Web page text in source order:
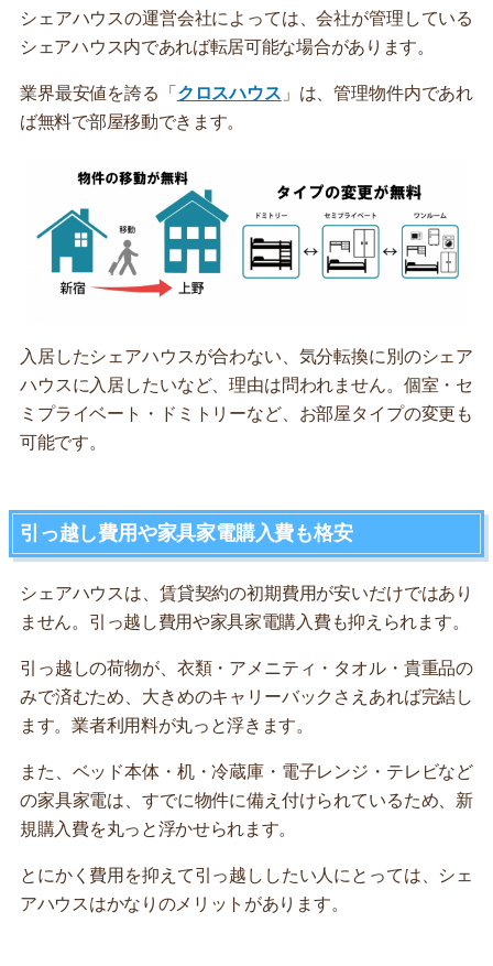
シェアハウスの運営会社によっては、会社が管理している
シェアハウス内であれば転居可能な場合があります。
業界最安値を誇る「 クロスハウス 」は、管理物件内であれ
ば無料で部屋移動できます。
入居したシェアハウスが合わない、気分転換に別のシェア
ハウスに入居したいなど、理由は問われません。個室・セ
ミプライベート・ドミトリーなど、お部屋タイプの変更も
可能です。
引っ越し費用や家具家電購入費も格安
シェアハウスは、賃貸契約の初期費用が安いだけではあり
ません。引っ越し費用や家具家電購入費も抑えられます。
引っ越しの荷物が、衣類・アメニティ・タオル・貴重品の
みで済むため、大きめのキャリーバックさえあれば完結し
ます。業者利用料が丸っと浮きます。
また、ベッド本体・机・冷蔵庫・電子レンジ・テレビなど
の家具家電は、すでに物件に備え付けられているため、新
規購入費を丸っと浮かせられます。
とにかく費用を抑えて引っ越ししたい人にとっては、シェ
アハウスはかなりのメリットがあります。